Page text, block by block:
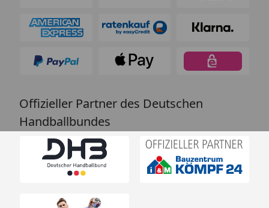
Offizieller Partner des Deutschen
Handballbundes